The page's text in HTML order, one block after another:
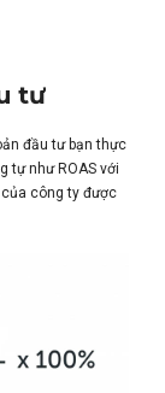
tư
đầu tư bạn thực
tự như ROAS với
công ty được